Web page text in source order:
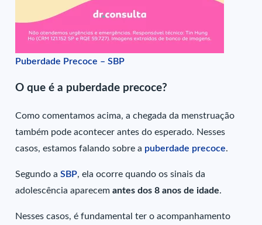
Puberdade Precoce – SBP
O que é a puberdade precoce?
Como comentamos acima, a chegada da menstruação
também pode acontecer antes do esperado. Nesses
casos, estamos falando sobre a puberdade precoce.
Segundo aSBP, ela ocorre quando os sinais da
adolescência aparecemantes dos 8 anos de idade.
Nesses casos, é fundamental ter o acompanhamento